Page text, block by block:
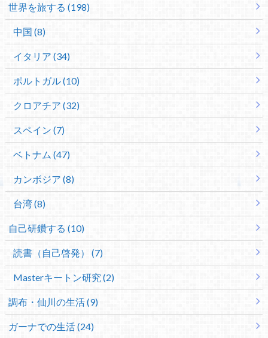
世界を旅する (198)
中国 (8)
イタリア (34)
ポルトガル (10)
クロアチア (32)
スペイン (7)
ベトナム (47)
カンボジア (8)
台湾 (8)
自己研鑽する (10)
読書（自己啓発） (7)
Masterキートン研究 (2)
調布・仙川の生活 (9)
ガーナでの生活 (24)